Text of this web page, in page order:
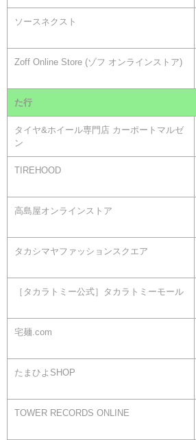
ソースネクスト
Zoff Online Store (ゾフ オンラインストア)
た行
タイヤ&ホイール専門店 カーポートマルゼ
ン
TIREHOOD
高島屋オンラインストア
タカシマヤファッションスクエア
［タカラトミー公式］タカラトミーモール
宅麺.com
たまひよSHOP
TOWER RECORDS ONLINE